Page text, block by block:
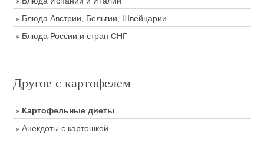
Блюда Австрии, Бельгии, Швейцарии
Блюда России и стран СНГ
Другое с картофелем
Картофельные диеты
Анекдоты с картошкой